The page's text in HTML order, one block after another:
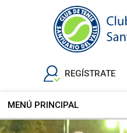
REGÍSTRATE
MENÚ PRINCIPAL